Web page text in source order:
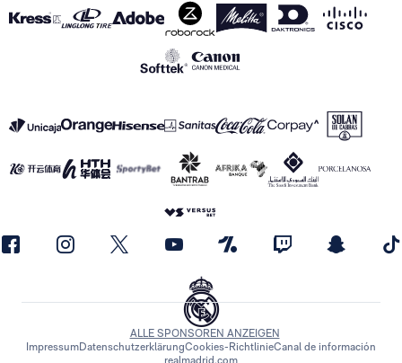
ALLE SPONSOREN ANZEIGEN
ImpressumDatenschutzerklärungCookies-RichtlinieCanal de información
realmadrid.com